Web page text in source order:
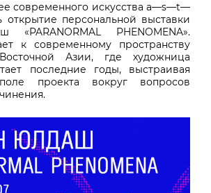
современного искусства a—s—t—
открытие персональной выставки
PHENOMENA».
к современному пространству
Азии, где художница
последние годы, выстраивая
проекта вокруг вопросов